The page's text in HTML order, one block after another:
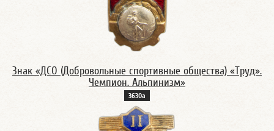
Знак «ДСО (Добровольные спортивные общества) «Труд».
Чемпион. Альпинизм»
3630а